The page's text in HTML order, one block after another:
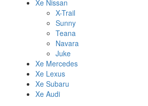
Xe Nissan
X-Trail
Sunny
Teana
Navara
Juke
Xe Mercedes
Xe Lexus
Xe Subaru
Xe Audi